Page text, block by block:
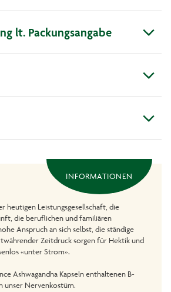
lt. Packungsangabe
INFORMATIONEN
heutigen Leistungsgesellschaft, die
die beruflichen und familiären
Anspruch an sich selbst, die ständige
Zeitdruck sorgen für Hektik und
«unter Strom».
Ashwagandha Kapseln enthaltenen B-
unser Nervenkostüm.